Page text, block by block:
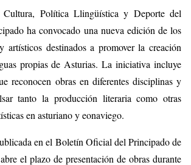
Política Llingüística y Deporte del
ha convocado una nueva edición de los
artísticos destinados a promover la creación
propias de Asturias. La iniciativa incluye
reconocen obras en diferentes disciplinas y
tanto la producción literaria como otras
en asturiano y eonaviego.
en el Boletín Oficial del Principado de
el plazo de presentación de obras durante